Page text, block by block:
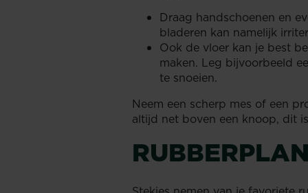
Draag handschoenen en
bladeren kan namelijk
Ook de vloer kan je best
maken. Leg bijvoorbeeld
te snoeien.
Neem een scherp mes of een
altijd net boven een knoop, dit